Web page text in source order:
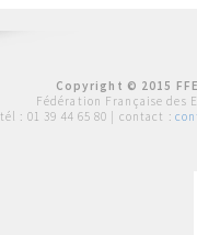
Copyright © 2015
Fédération Française des
tél : 01 39 44 65 80 | contact :